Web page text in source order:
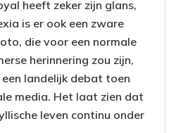
heeft zeker zijn glans,
is er ook een zware
die voor een normale
herinnering zou zijn,
landelijk debat toen
media. Het laat zien dat
leven continu onder